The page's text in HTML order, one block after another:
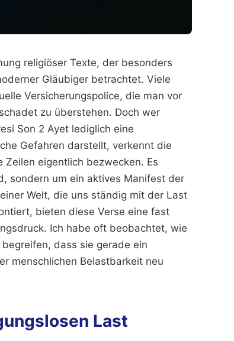
religiöser Texte, der besonders
Gläubiger betrachtet. Viele
Versicherungspolice, die man vor
zu überstehen. Doch wer
Son 2 Ayet lediglich eine
Gefahren darstellt, verkennt die
eigentlich bezwecken. Es
sondern um ein aktives Manifest der
Welt, die uns ständig mit der Last
bieten diese Verse eine fast
Ich habe oft beobachtet, wie
dass sie gerade ein
menschlichen Belastbarkeit neu
Last